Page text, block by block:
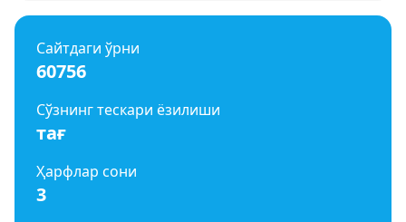
Сайтдаги ўрни
60756
Сўзнинг тескари ёзилиши
тағ
Ҳарфлар сони
3